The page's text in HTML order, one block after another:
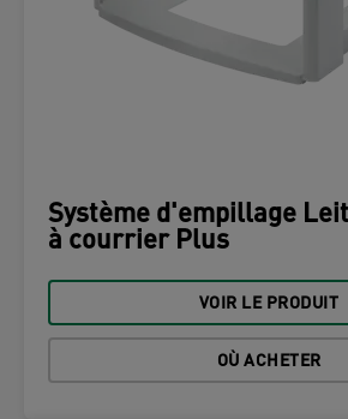
Système d'empillage
à courrier Plus
VOIR LE PRODUIT
OÙ ACHETER